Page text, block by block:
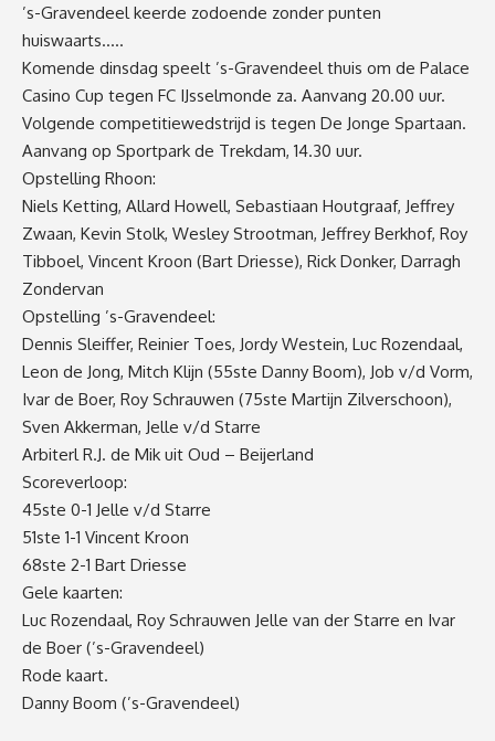
’s-Gravendeel keerde zodoende zonder punten
huiswaarts…..
Komende dinsdag speelt ’s-Gravendeel thuis om de Palace
Casino Cup tegen FC IJsselmonde za. Aanvang 20.00 uur.
Volgende competitiewedstrijd is tegen De Jonge Spartaan.
Aanvang op Sportpark de Trekdam, 14.30 uur.
Opstelling Rhoon:
Niels Ketting, Allard Howell, Sebastiaan Houtgraaf, Jeffrey
Zwaan, Kevin Stolk, Wesley Strootman, Jeffrey Berkhof, Roy
Tibboel, Vincent Kroon (Bart Driesse), Rick Donker, Darragh
Zondervan
Opstelling ’s-Gravendeel:
Dennis Sleiffer, Reinier Toes, Jordy Westein, Luc Rozendaal,
Leon de Jong, Mitch Klijn (55ste Danny Boom), Job v/d Vorm,
Ivar de Boer, Roy Schrauwen (75ste Martijn Zilverschoon),
Sven Akkerman, Jelle v/d Starre
Arbiterl R.J. de Mik uit Oud – Beijerland
Scoreverloop:
45ste 0-1 Jelle v/d Starre
51ste 1-1 Vincent Kroon
68ste 2-1 Bart Driesse
Gele kaarten:
Luc Rozendaal, Roy Schrauwen Jelle van der Starre en Ivar
de Boer (’s-Gravendeel)
Rode kaart.
Danny Boom (’s-Gravendeel)